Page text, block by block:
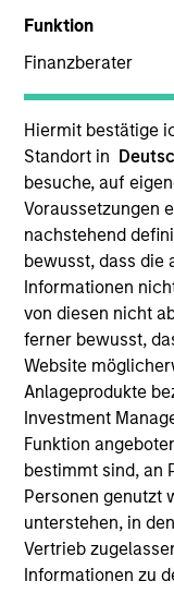
Funktion
Finanzberater
Hiermit bestätige
Standort in
besuche, auf
Voraussetzungen
nachstehend
bewusst, dass die
Informationen
von diesen nicht
ferner bewusst,
Website
Anlageprodukte
Investment
Funktion
bestimmt sind, an
Personen genutzt
unterstehen, in
Vertrieb
Informationen zu
Anlageziel
Anlageansatz
Der Fonds
Ansatz, indem
sucht, die vom
oder
Abschlag zu
werden. Wir
Unternehmen
investierte
starken freien
bewusst, dass
eigene
Exercises,
antizyklisch sind